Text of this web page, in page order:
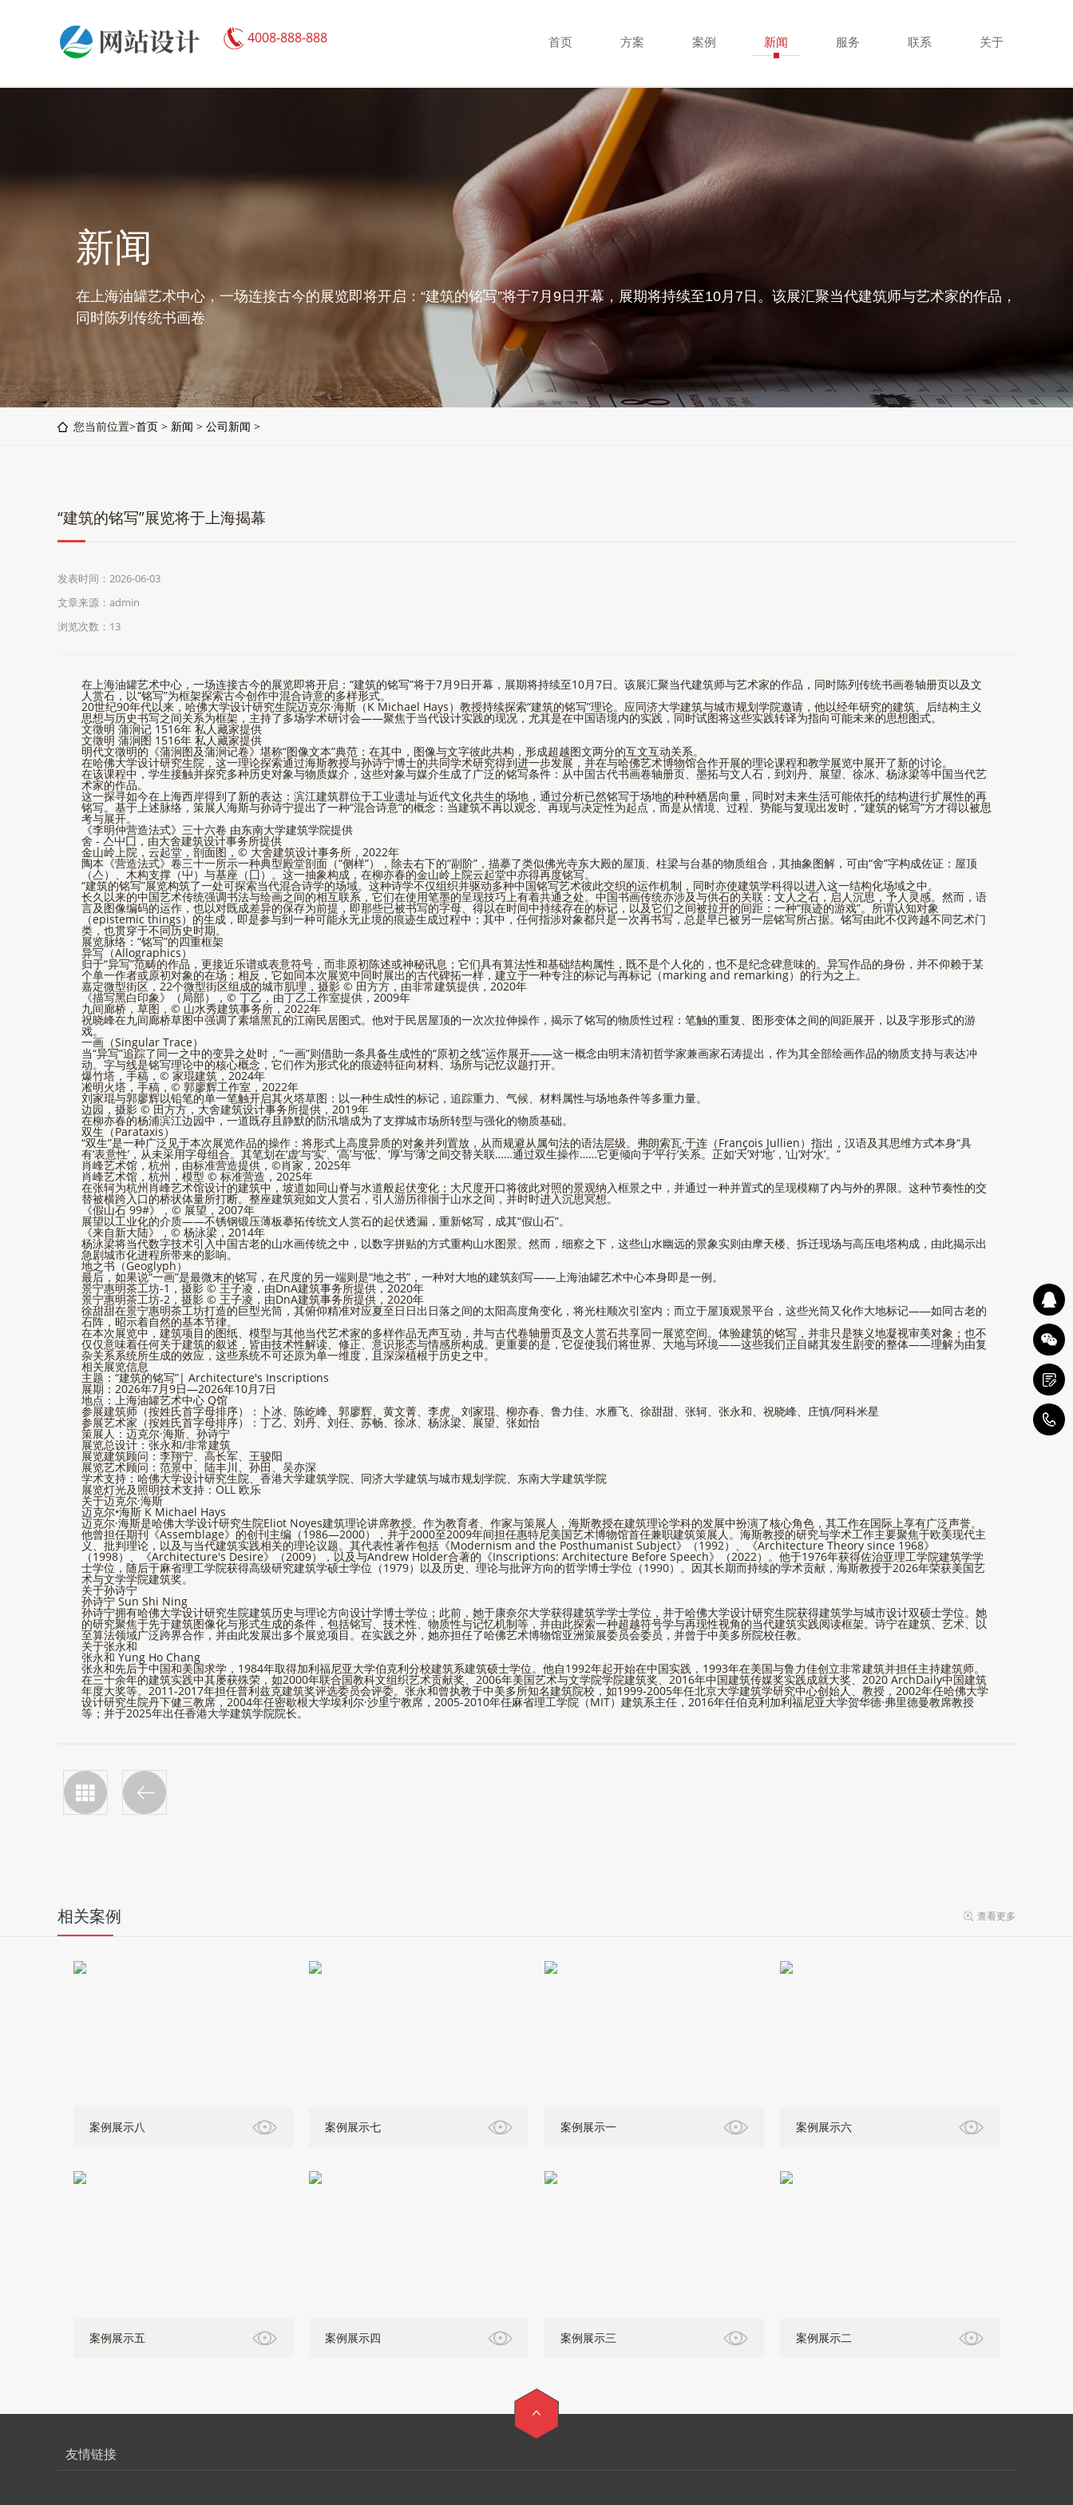
4008-888-888 首页 方案 案例 新闻 服务 联系 关于
新闻
在上海油罐艺术中心，一场连接古今的展览即将开启：“建筑的铭写”将于7月9日开幕，展期将持续至10月7日。该展汇聚当代建筑师与艺术家的作品，
同时陈列传统书画卷
您当前位置>首页 > 新闻 > 公司新闻 >
“建筑的铭写”展览将于上海揭幕
发表时间：2026-06-03
文章来源：admin
浏览次数： 13
在上海油罐艺术中心，一场连接古今的展览即将开启：“建筑的铭写”将于7月9日开幕，展期将持续至10月7日。该展汇聚当代建筑师与艺术家的作品，同时陈列传统书画卷轴册页以及文
人赏石，以“铭写”为框架探索古今创作中混合诗意的多样形式。
20世纪90年代以来，哈佛大学设计研究生院迈克尔·海斯（K Michael Hays）教授持续探索“建筑的铭写”理论。应同济大学建筑与城市规划学院邀请，他以经年研究的建筑、后结构主义
思想与历史书写之间关系为框架，主持了多场学术研讨会——聚焦于当代设计实践的现况，尤其是在中国语境内的实践，同时试图将这些实践转译为指向可能未来的思想图式。
文徵明 蒲涧记 1516年 私人藏家提供
文徵明 蒲涧图 1516年 私人藏家提供
明代文徵明的《蒲涧图及蒲涧记卷》堪称“图像文本”典范：在其中，图像与文字彼此共构，形成超越图文两分的互文互动关系。
在哈佛大学设计研究生院，这一理论探索通过海斯教授与孙诗宁博士的共同学术研究得到进一步发展，并在与哈佛艺术博物馆合作开展的理论课程和教学展览中展开了新的讨论。
在该课程中，学生接触并探究多种历史对象与物质媒介，这些对象与媒介生成了广泛的铭写条件：从中国古代书画卷轴册页、墨拓与文人石，到刘丹、展望、徐冰、杨泳梁等中国当代艺
术家的作品。
这一探寻如今在上海西岸得到了新的表达：滨江建筑群位于工业遗址与近代文化共生的场地，通过分析已然铭写于场地的种种栖居向量，同时对未来生活可能依托的结构进行扩展性的再
铭写。基于上述脉络，策展人海斯与孙诗宁提出了一种“混合诗意”的概念：当建筑不再以观念、再现与决定性为起点，而是从情境、过程、势能与复现出发时，“建筑的铭写”方才得以被思
考与展开。
《李明仲营造法式》三十六卷 由东南大学建筑学院提供
舍 - 亼屮囗，由大舍建筑设计事务所提供
金山岭上院，云起堂，剖面图，© 大舍建筑设计事务所，2022年
陶本《营造法式》卷三十一所示一种典型殿堂剖面（“侧样”），除去右下的“副阶”，描摹了类似佛光寺东大殿的屋顶、柱梁与台基的物质组合，其抽象图解，可由“舍”字构成佐证：屋顶
（亼）、木构支撑（屮）与基座（囗）。这一抽象构成，在柳亦春的金山岭上院云起堂中亦得再度铭写。
“建筑的铭写”展览构筑了一处可探索当代混合诗学的场域。这种诗学不仅组织并驱动多种中国铭写艺术彼此交织的运作机制，同时亦使建筑学科得以进入这一结构化场域之中。
长久以来的中国艺术传统强调书法与绘画之间的相互联系，它们在使用笔墨的呈现技巧上有着共通之处。中国书画传统亦涉及与供石的关联：文人之石，启人沉思，予人灵感。然而，语
言及图像编码的运作，也以对既成差异的保存为前提，即那些已被书写的字母、得以在时间中持续存在的标记，以及它们之间被拉开的间距：一种“痕迹的游戏”。所谓认知对象
（epistemic things）的生成，即是参与到一种可能永无止境的痕迹生成过程中；其中，任何指涉对象都只是一次再书写，总是早已被另一层铭写所占据。铭写由此不仅跨越不同艺术门
类，也贯穿于不同历史时期。
展览脉络：“铭写”的四重框架
异写（Allographics）
归于“异写”范畴的作品，更接近乐谱或表意符号，而非原初陈述或神秘讯息；它们具有算法性和基础结构属性，既不是个人化的，也不是纪念碑意味的。异写作品的身份，并不仰赖于某
个单一作者或原初对象的在场；相反，它如同本次展览中同时展出的古代碑拓一样，建立于一种专注的标记与再标记（marking and remarking）的行为之上。
嘉定微型街区，22个微型街区组成的城市肌理，摄影 © 田方方，由非常建筑提供，2020年
《描写黑白印象》（局部），© 丁乙，由丁⼄⼯作室提供，2009年
九间廊桥，草图，© 山水秀建筑事务所，2022年
祝晓峰在九间廊桥草图中强调了素墙黑瓦的江南民居图式。他对于民居屋顶的一次次拉伸操作，揭示了铭写的物质性过程：笔触的重复、图形变体之间的间距展开，以及字形形式的游
戏。
一画（Singular Trace）
当“异写”追踪了同一之中的变异之处时，“一画”则借助一条具备生成性的“原初之线”运作展开——这一概念由明末清初哲学家兼画家石涛提出，作为其全部绘画作品的物质支持与表达冲
动。字与线是铭写理论中的核心概念，它们作为形式化的痕迹特征向材料、场所与记忆议题打开。
爆竹塔，手稿，© 家琨建筑，2024年
凇明火塔，手稿，© 郭廖辉工作室，2022年
刘家琨与郭廖辉以铅笔的单一笔触开启其火塔草图：以一种生成性的标记，追踪重力、气候、材料属性与场地条件等多重力量。
边园，摄影 © 田方方，大舍建筑设计事务所提供，2019年
在柳亦春的杨浦滨江边园中，一道既存且静默的防汛墙成为了支撑城市场所转型与强化的物质基础。
双生（Parataxis）
“双生”是一种广泛见于本次展览作品的操作：将形式上高度异质的对象并列置放，从而规避从属句法的语法层级。弗朗索瓦·于连（François Jullien）指出，汉语及其思维方式本身“具
有‘表意性’，从未采用字母组合。其笔划在‘虚’与‘实’、‘高’与‘低’、‘厚’与‘薄’之间交替关联……通过双生操作……它更倾向于‘平行’关系。正如‘天’对‘地’，‘山’对‘水’。”
肖峰艺术馆，杭州，由标准营造提供，©肖家，2025年
肖峰艺术馆，杭州，模型 © 标准营造，2025年
在张轲为杭州肖峰艺术馆设计的建筑中，坡道如同山脊与水道般起伏变化；大尺度开口将彼此对照的景观纳入框景之中，并通过一种并置式的呈现模糊了内与外的界限。这种节奏性的交
替被横跨入口的桥状体量所打断。整座建筑宛如文人赏石，引人游历徘徊于山水之间，并时时进入沉思冥想。
《假山石 99#》，© 展望，2007年
展望以工业化的介质——不锈钢锻压薄板摹拓传统文人赏石的起伏透漏，重新铭写，成其“假山石”。
《来自新大陆》，© 杨泳梁，2014年
杨泳梁将当代数字技术引入中国古老的山水画传统之中，以数字拼贴的方式重构山水图景。然而，细察之下，这些山水幽远的景象实则由摩天楼、拆迁现场与高压电塔构成，由此揭示出
急剧城市化进程所带来的影响。
地之书（Geoglyph）
最后，如果说“一画”是最微末的铭写，在尺度的另一端则是“地之书”，一种对大地的建筑刻写——上海油罐艺术中心本身即是一例。
景宁惠明茶工坊-1，摄影 © 王子凌，由DnA建筑事务所提供，2020年
景宁惠明茶工坊-2，摄影 © 王子凌，由DnA建筑事务所提供，2020年
徐甜甜在景宁惠明茶工坊打造的巨型光筒，其俯仰精准对应夏至日日出日落之间的太阳高度角变化，将光柱顺次引室内；而立于屋顶观景平台，这些光筒又化作大地标记——如同古老的
石阵，昭示着自然的基本节律。
在本次展览中，建筑项目的图纸、模型与其他当代艺术家的多样作品无声互动，并与古代卷轴册页及文人赏石共享同一展览空间。体验建筑的铭写，并非只是狭义地凝视审美对象；也不
仅仅意味着任何关于建筑的叙述，皆由技术性解读、修正、意识形态与情感所构成。更重要的是，它促使我们将世界、大地与环境——这些我们正目睹其发生剧变的整体——理解为由复
杂关系系统所生成的效应，这些系统不可还原为单一维度，且深深植根于历史之中。
相关展览信息
主题：“建筑的铭写”| Architecture's Inscriptions
展期：2026年7月9日—2026年10月7日
地点：上海油罐艺术中心 Q馆
参展建筑师（按姓氏首字母排序）：卜冰、陈屹峰、郭廖辉、黄文菁、李虎、刘家琨、柳亦春、鲁力佳、水雁飞、徐甜甜、张轲、张永和、祝晓峰、庄慎/阿科米星
参展艺术家（按姓氏首字母排序）：丁乙、刘丹、刘任、苏畅、徐冰、杨泳梁、展望、张如怡
策展人：迈克尔·海斯、孙诗宁
展览总设计：张永和/非常建筑
展览建筑顾问：李翔宁、高长军、王骏阳
展览艺术顾问：范景中、陆丰川、孙田、吴亦深
学术支持：哈佛大学设计研究生院、香港大学建筑学院、同济大学建筑与城市规划学院、东南大学建筑学院
展览灯光及照明技术支持：OLL 欧乐
关于迈克尔·海斯
迈克尔•海斯 K Michael Hays
迈克尔·海斯是哈佛大学设计研究生院Eliot Noyes建筑理论讲席教授。作为教育者、作家与策展人，海斯教授在建筑理论学科的发展中扮演了核心角色，其工作在国际上享有广泛声誉。
他曾担任期刊《Assemblage》的创刊主编（1986—2000），并于2000至2009年间担任惠特尼美国艺术博物馆首任兼职建筑策展人。海斯教授的研究与学术工作主要聚焦于欧美现代主
义、批判理论，以及与当代建筑实践相关的理论议题。其代表性著作包括《Modernism and the Posthumanist Subject》（1992）、《Architecture Theory since 1968》
（1998）、《Architecture's Desire》（2009），以及与Andrew Holder合著的《Inscriptions: Architecture Before Speech》（2022）。他于1976年获得佐治亚理工学院建筑学学
士学位，随后于麻省理工学院获得高级研究建筑学硕士学位（1979）以及历史、理论与批评方向的哲学博士学位（1990）。因其长期而持续的学术贡献，海斯教授于2026年荣获美国艺
术与文学学院建筑奖。
关于孙诗宁
孙诗宁 Sun Shi Ning
孙诗宁拥有哈佛大学设计研究生院建筑历史与理论方向设计学博士学位；此前，她于康奈尔大学获得建筑学学士学位，并于哈佛大学设计研究生院获得建筑学与城市设计双硕士学位。她
的研究聚焦于先于建筑图像化与形式生成的条件，包括铭写、技术性、物质性与记忆机制等，并由此探索一种超越符号学与再现性视角的当代建筑实践阅读框架。诗宁在建筑、艺术、以
至算法领域广泛跨界合作，并由此发展出多个展览项目。在实践之外，她亦担任了哈佛艺术博物馆亚洲策展委员会委员，并曾于中美多所院校任教。
关于张永和
张永和 Yung Ho Chang
张永和先后于中国和美国求学，1984年取得加利福尼亚大学伯克利分校建筑系建筑硕士学位。他自1992年起开始在中国实践，1993年在美国与鲁力佳创立非常建筑并担任主持建筑师。
在三十余年的建筑实践中其屡获殊荣，如2000年联合国教科文组织艺术贡献奖、2006年美国艺术与文学院学院建筑奖、2016年中国建筑传媒奖实践成就大奖、2020 ArchDaily中国建筑
年度大奖等。2011-2017年担任普利兹克建筑奖评选委员会评委。张永和曾执教于中美多所知名建筑院校，如1999-2005年任北京大学建筑学研究中心创始人、教授，2002年任哈佛大学
设计研究生院丹下健三教席，2004年任密歇根大学埃利尔·沙里宁教席，2005-2010年任麻省理工学院（MIT）建筑系主任，2016年任伯克利加利福尼亚大学贺华德·弗里德曼教席教授
等；并于2025年出任香港大学建筑学院院长。
相关案例 查看更多
案例展示八 案例展示七 案例展示一 案例展示六
案例展示五 案例展示四 案例展示三 案例展示二
友情链接